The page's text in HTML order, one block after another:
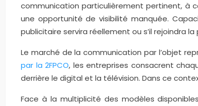
communication particulièrement pertinent, à
une opportunité de visibilité manquée.
publicitaire servira réellement ou s’il rejoindra
Le marché de la communication par l’objet
par la 2FPCO, les entreprises consacrent
derrière le digital et la télévision. Dans ce
Face à la multiplicité des modèles